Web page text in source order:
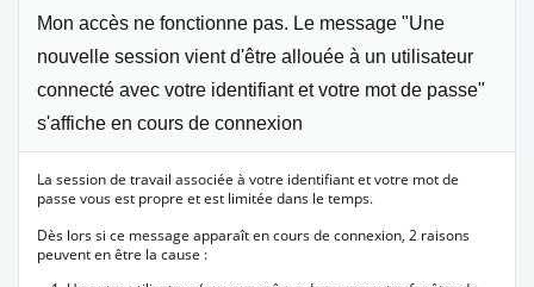
Mon accès ne fonctionne pas. Le message "Une
nouvelle session vient d'être allouée à un utilisateur
connecté avec votre identifiant et votre mot de passe"
s'affiche en cours de connexion
La session de travail associée à votre identifiant et votre mot de
passe vous est propre et est limitée dans le temps.
Dès lors si ce message apparaît en cours de connexion, 2 raisons
peuvent en être la cause :